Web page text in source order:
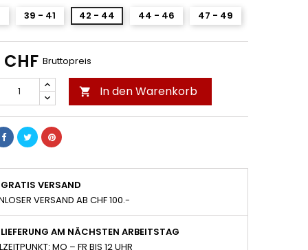
39 - 41 42 - 44 44 - 46 47 - 49
CHF Bruttopreis
 In den Warenkorb
GRATIS VERSAND
VERSAND AB CHF 100.-
LIEFERUNG AM NÄCHSTEN ARBEITSTAG
MO – FR BIS 12 UHR